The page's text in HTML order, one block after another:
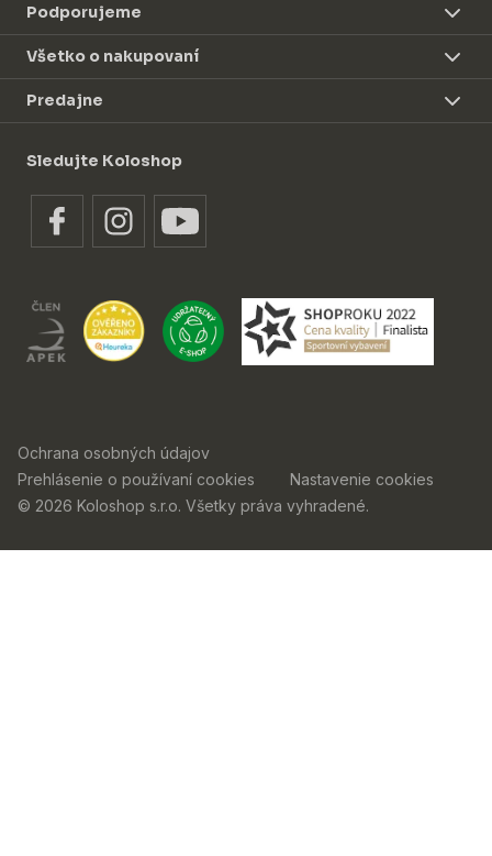
Podporujeme
Všetko o nakupovaní
Predajne
Sledujte Koloshop
Ochrana osobných údajov
Prehlásenie o používaní cookies
Nastavenie cookies
© 2026 Koloshop s.r.o. Všetky práva vyhradené.